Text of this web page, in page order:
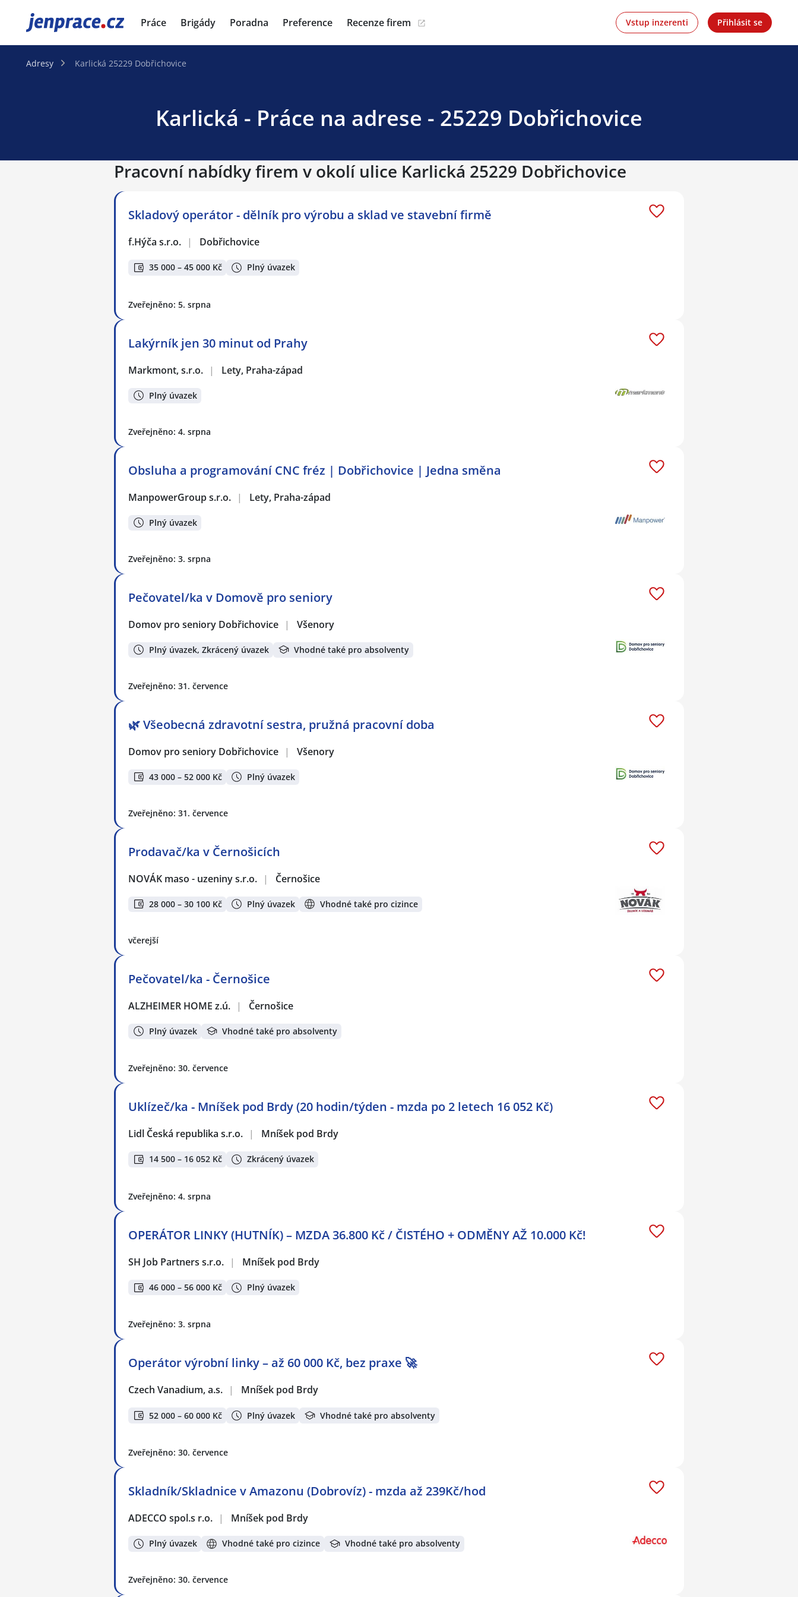
JenPráce.cz Práce Brigády Poradna Preference Recenze firem Vstup inzerenti Přihlásit se
Adresy Karlická 25229 Dobřichovice
Karlická - Práce na adrese - 25229 Dobřichovice
Pracovní nabídky firem v okolí ulice Karlická 25229 Dobřichovice
Skladový operátor - dělník pro výrobu a sklad ve stavební firmě
f.Hýča s.r.o. | Dobřichovice
35 000 – 45 000 Kč Plný úvazek
Zveřejněno: 5. srpna
Lakýrník jen 30 minut od Prahy
Markmont, s.r.o. | Lety, Praha-západ
Plný úvazek
Zveřejněno: 4. srpna
Obsluha a programování CNC fréz | Dobřichovice | Jedna směna
ManpowerGroup s.r.o. | Lety, Praha-západ
Plný úvazek
Zveřejněno: 3. srpna
Pečovatel/ka v Domově pro seniory
Domov pro seniory Dobřichovice | Všenory
Plný úvazek, Zkrácený úvazek Vhodné také pro absolventy
Zveřejněno: 31. července
🌿 Všeobecná zdravotní sestra, pružná pracovní doba
Domov pro seniory Dobřichovice | Všenory
43 000 – 52 000 Kč Plný úvazek
Zveřejněno: 31. července
Prodavač/ka v Černošicích
NOVÁK maso - uzeniny s.r.o. | Černošice
28 000 – 30 100 Kč Plný úvazek Vhodné také pro cizince
včerejší
Pečovatel/ka - Černošice
ALZHEIMER HOME z.ú. | Černošice
Plný úvazek Vhodné také pro absolventy
Zveřejněno: 30. července
Uklízeč/ka - Mníšek pod Brdy (20 hodin/týden - mzda po 2 letech 16 052 Kč)
Lidl Česká republika s.r.o. | Mníšek pod Brdy
14 500 – 16 052 Kč Zkrácený úvazek
Zveřejněno: 4. srpna
OPERÁTOR LINKY (HUTNÍK) – MZDA 36.800 Kč / ČISTÉHO + ODMĚNY AŽ 10.000 Kč!
SH Job Partners s.r.o. | Mníšek pod Brdy
46 000 – 56 000 Kč Plný úvazek
Zveřejněno: 3. srpna
Operátor výrobní linky – až 60 000 Kč, bez praxe 🚀
Czech Vanadium, a.s. | Mníšek pod Brdy
52 000 – 60 000 Kč Plný úvazek Vhodné také pro absolventy
Zveřejněno: 30. července
Skladník/Skladnice v Amazonu (Dobrovíz) - mzda až 239Kč/hod
ADECCO spol.s r.o. | Mníšek pod Brdy
Plný úvazek Vhodné také pro cizince Vhodné také pro absolventy
Zveřejněno: 30. července